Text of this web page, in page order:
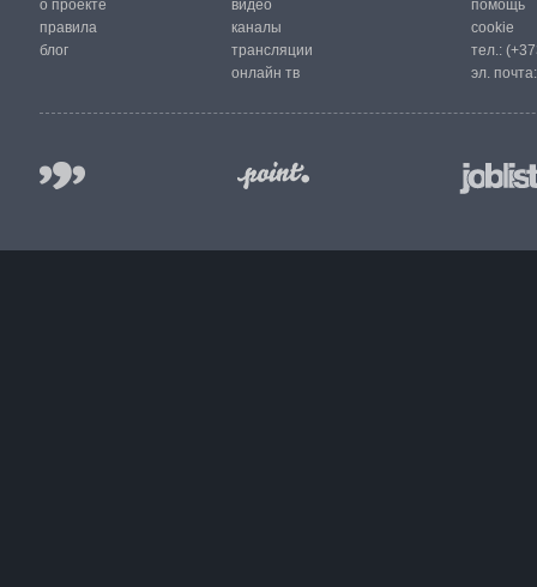
о проекте
правила
блог
видео
каналы
трансляции
онлайн тв
помощь
cookie
тел.:
эл.